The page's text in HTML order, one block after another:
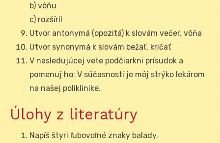
b) vôňu
c) rozšíril
Utvor antonymá (opozitá) k slovám večer, vôňa
Utvor synonymá k slovám bežať, kričať
V nasledujúcej vete podčiarkni prísudok a
pomenuj ho: V súčasnosti je môj strýko lekárom
na našej poliklinike.
Úlohy z literatúry
Napíš štyri ľubovoľné znaky balady.